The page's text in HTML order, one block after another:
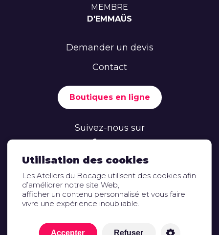
MEMBRE
D'EMMAÜS
Demander un devis
Contact
Boutiques en ligne
Suivez-nous sur
Espace presse et documentation
Utilisation des cookies
Les Ateliers du Bocage utilisent des cookies afin
d’améliorer notre site Web,
afficher un contenu personnalisé et vous faire
vivre une expérience inoubliable.
Accepter Refuser